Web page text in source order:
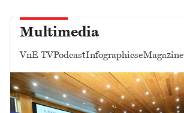
Multimedia
VnE TVPodcastInfographicseMagazine